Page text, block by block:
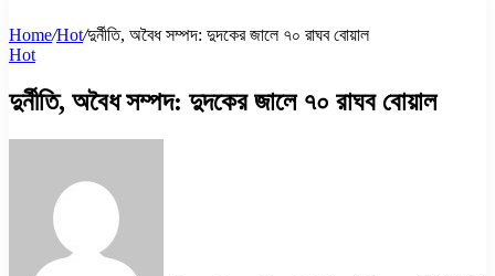
Home/Hot/দুর্নীতি, অবৈধ সম্পদ: দুদকের জালে ৭০ রাঘব বোয়াল
Hot
দুর্নীতি, অবৈধ সম্পদ: দুদকের জালে ৭০ রাঘব বোয়াল